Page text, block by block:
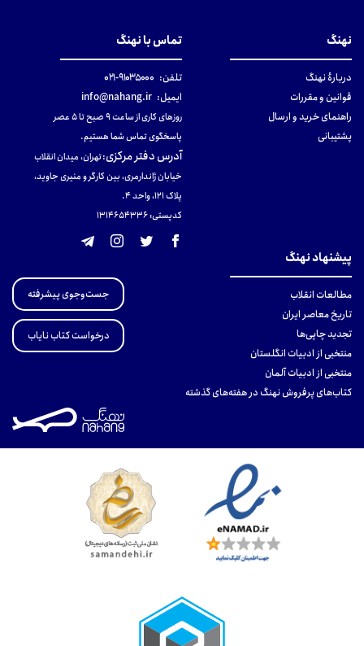
نهنگ
دربارهٔ نهنگ
قوانین و مقررات
راهنمای خرید و ارسال
پشتیبانی
تماس با نهنگ
تلفن: ۹۱۰۳۵۰۰۰-۰۲۱
ایمیل: info@nahang.ir
روزهای کاری از ساعت ۹ صبح تا ۵ عصر
پاسخگوی تماس شما هستیم.
آدرس دفتر مرکزی:تهران، میدان انقلاب
خیابان ژاندارمری، بین کارگر و منیری جاوید،
پلاک 121، واحد ۴.
کدپستی: 131465433۶
پیشنهاد نهنگ
مطالعات انقلاب
تاریخ معاصر ایران
تجدید چاپی‌ها
منتخبی از ادبیات انگلستان
منتخبی از ادبیات آلمان
کتاب‌های پرفروش نهنگ در هفته‌های گذشته
جست‌وجوی پیشرفته
درخواست کتاب نایاب